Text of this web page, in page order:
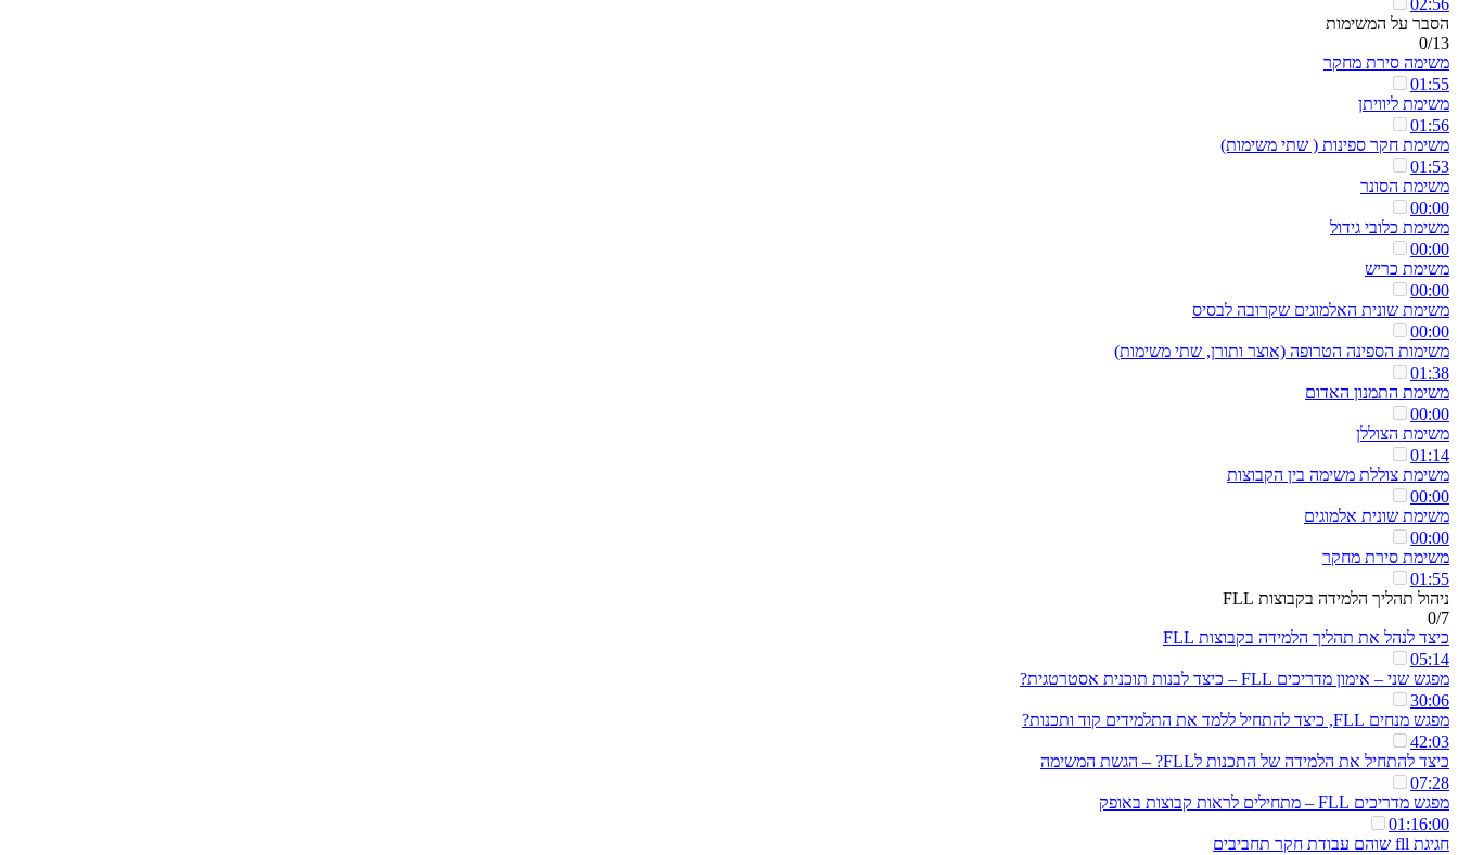
02:56
הסבר על המשימות
0/13
משימה סירת מחקר
01:55
משימת ליוויתן
01:56
משימת חקר ספינות ( שתי משימות)
01:53
משימת הסונר
00:00
משימת כלובי גידול
00:00
משימת כריש
00:00
משימת שונית האלמוגים שקרובה לבסיס
00:00
משימות הספינה הטרופה (אוצר ותורן, שתי משימות)
01:38
משימת התמנון האדום
00:00
משימת הצוללן
01:14
משימת צוללת משימה בין הקבוצות
00:00
משימת שונית אלמוגים
00:00
משימת סירת מחקר
01:55
ניהול תהליך הלמידה בקבוצות FLL
0/7
כיצד לנהל את תהליך הלמידה בקבוצות FLL
05:14
מפגש שני – אימון מדריכים FLL – כיצד לבנות תוכנית אסטרטגית?
30:06
מפגש מנחים FLL, כיצד להתחיל ללמד את התלמידים קוד ותכנות?
42:03
כיצד להתחיל את הלמידה של התכנות לFLL? – הגשת המשימה
07:28
מפגש מדריכים FLL – מתחילים לראות קבוצות באופק
01:16:00
חגיגת fll שוהם עבודת חקר תחביבים